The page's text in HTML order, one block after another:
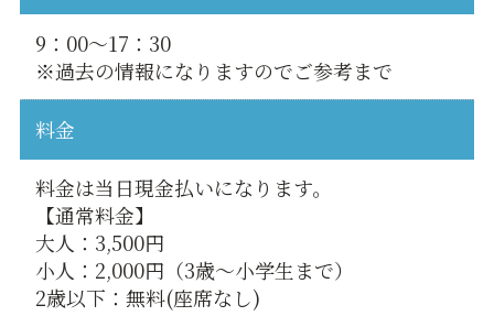
9：00～17：30
※過去の情報になりますのでご参考まで
料金
料金は当日現金払いになります。
【通常料金】
大人：3,500円
小人：2,000円（3歳～小学生まで）
2歳以下：無料(座席なし)